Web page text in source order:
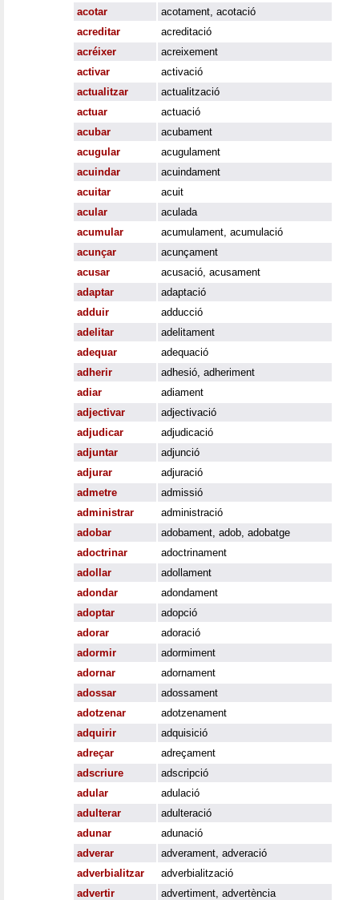
acotar acotament, acotació
acreditar
acreditació
acréixer
acreixement
activar
activació
actualitzar
actualització
actuar
actuació
acubar
acubament
acugular
acugulament
acuindar
acuindament
acuitar
acuit
acular
aculada
acumular
acumulament, acumulació
acunçar
acunçament
acusar
acusació, acusament
adaptar
adaptació
adduir
adducció
adelitar
adelitament
adequar
adequació
adherir
adhesió, adheriment
adiar
adiament
adjectivar
adjectivació
adjudicar
adjudicació
adjuntar
adjunció
adjurar
adjuració
admetre
admissió
administrar
administració
adobar
adobament, adob, adobatge
adoctrinar
adoctrinament
adollar
adollament
adondar
adondament
adoptar
adopció
adorar
adoració
adormir
adormiment
adornar
adornament
adossar
adossament
adotzenar
adotzenament
adquirir
adquisició
adreçar
adreçament
adscriure
adscripció
adular
adulació
adulterar
adulteració
adunar
adunació
adverar
adverament, adveració
adverbialitzar
adverbialització
advertir
advertiment, advertència